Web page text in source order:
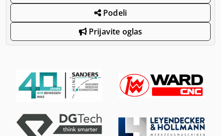
Podeli
Prijavite oglas